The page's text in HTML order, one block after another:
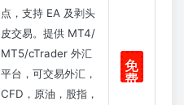
点，支持 EA 及剥头
皮交易。提供 MT4/
MT5/cTrader 外汇
平台，可交易外汇，
CFD，原油，股指，
免
费